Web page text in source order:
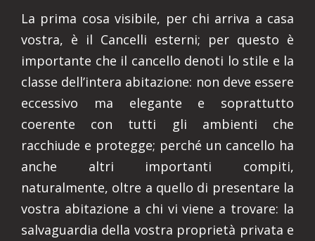
La prima cosa visibile, per chi arriva a casa
vostra, è il Cancelli esterni; per questo è
importante che il cancello denoti lo stile e la
classe dell’intera abitazione: non deve essere
eccessivo ma elegante e soprattutto
coerente con tutti gli ambienti che
racchiude e protegge; perché un cancello ha
anche altri importanti compiti,
naturalmente, oltre a quello di presentare la
vostra abitazione a chi vi viene a trovare: la
salvaguardia della vostra proprietà privata e